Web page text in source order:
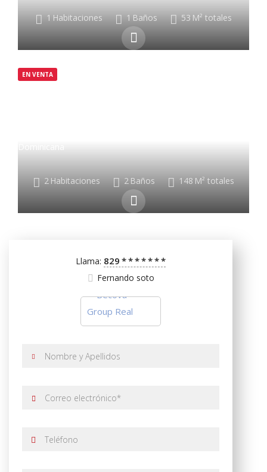
1 Habitaciones 1 Baños 53 M² totales
EN VENTA
2 Habitaciones 2 Baños 148 M² totales
Llama: 829 *******
Fernando soto